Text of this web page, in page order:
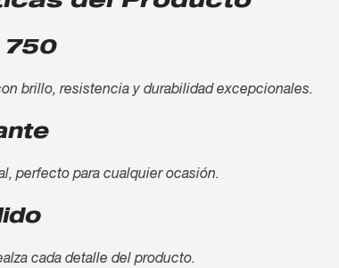
750
brillo, resistencia y durabilidad excepcionales.
perfecto para cualquier ocasión.
cada detalle del producto.